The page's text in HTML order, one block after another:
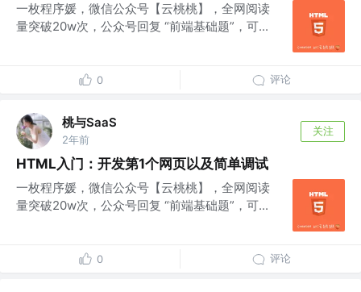
一枚程序媛，微信公众号【云桃桃】，全网阅读
量突破20w次，公众号回复 “前端基础题”，可...
0 评论
桃与SaaS
2年前
关注
HTML入门：开发第1个网页以及简单调试
一枚程序媛，微信公众号【云桃桃】，全网阅读
量突破20w次，公众号回复 “前端基础题”，可...
0 评论